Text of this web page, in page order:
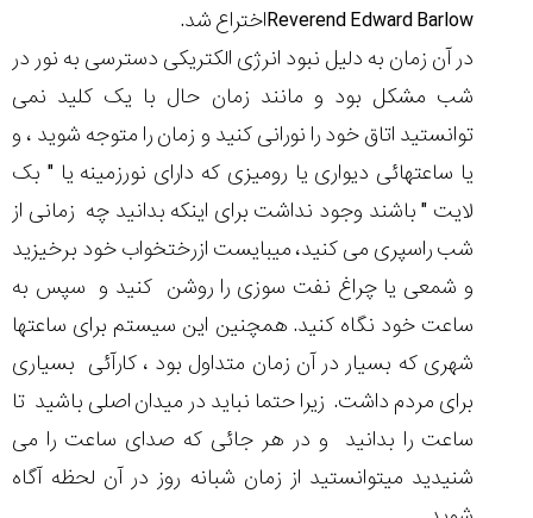
Reverend Edward Barlowاختراع شد.
در آن زمان به دلیل نبود انرژی الکتریکی دسترسی به نور در
شب مشکل بود و مانند زمان حال با یک کلید نمی
توانستید اتاق خود را نورانی کنید و زمان را متوجه شوید ، و
یا ساعتهائی دیواری یا رومیزی که دارای نورزمینه یا " بک
لایت " باشند وجود نداشت برای اینکه بدانید چه زمانی از
شب راسپری می کنید، میبایست ازرختخواب خود برخیزید
و شمعی یا چراغ نفت سوزی را روشن کنید و سپس به
ساعت خود نگاه کنید. همچنین این سیستم برای ساعتها
شهری که بسیار در آن زمان متداول بود ، کارآئی بسیاری
برای مردم داشت. زیرا حتما نباید در میدان اصلی باشید تا
ساعت را بدانید و در هر جائی که صدای ساعت را می
شنیدید میتوانستید از زمان شبانه روز در آن لحظه آگاه